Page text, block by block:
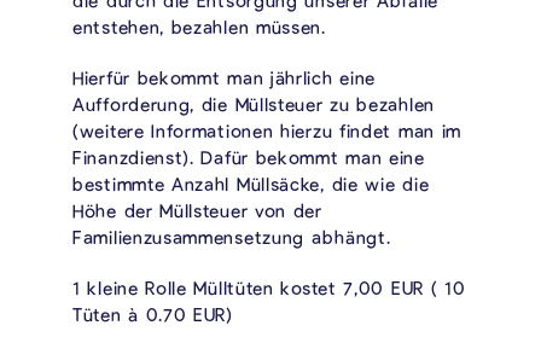
entstehen, bezahlen müssen.
Hierfür bekommt man jährlich eine
Aufforderung, die Müllsteuer zu bezahlen
(weitere Informationen hierzu findet man im
Finanzdienst). Dafür bekommt man eine
bestimmte Anzahl Müllsäcke, die wie die
Höhe der Müllsteuer von der
Familienzusammensetzung abhängt.
1 kleine Rolle Mülltüten kostet 7,00 EUR ( 10
Tüten à 0.70 EUR)